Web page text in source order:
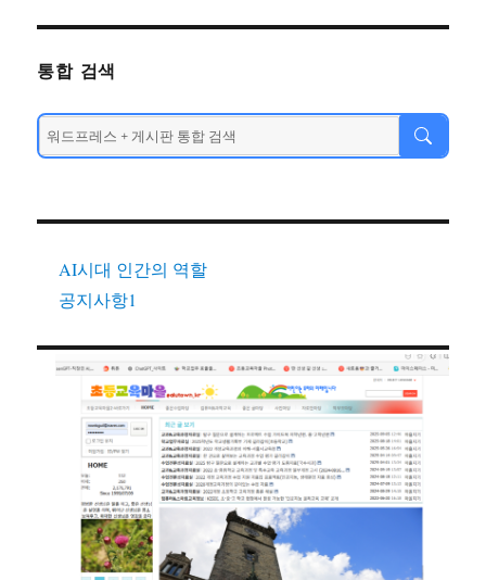
통합 검색
AI시대 인간의 역할
공지사항1